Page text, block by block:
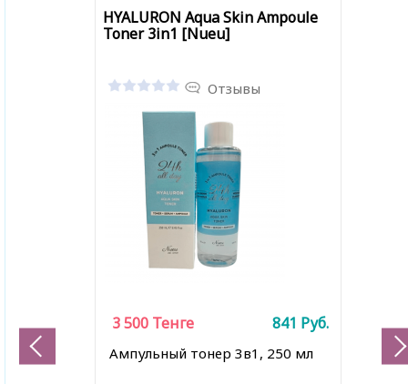
HYALURON Aqua Skin Ampoule
Toner 3in1 [Nueu]
Отзывы
Ампульный тонер 3в1, 250 мл
3 500 Тенге 841 Руб.